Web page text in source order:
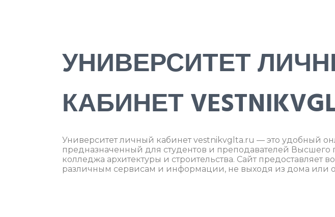
УНИВЕРСИТЕТ
КАБИНЕТ
Университет личный кабинет vestnikvglta.ru — это удобный
предназначенный для студентов и преподавателей Высшего
колледжа архитектуры и строительства. Сайт предоставляет
различным сервисам и информации, не выходя из дома или